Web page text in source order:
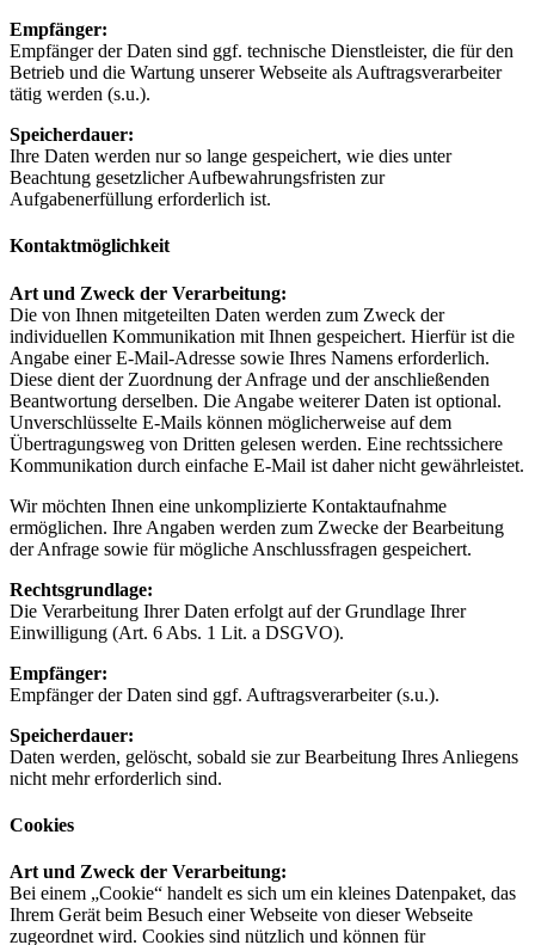
Empfänger:
Empfänger der Daten sind ggf. technische Dienstleister, die für den
Betrieb und die Wartung unserer Webseite als Auftragsverarbeiter
tätig werden (s.u.).
Speicherdauer:
Ihre Daten werden nur so lange gespeichert, wie dies unter
Beachtung gesetzlicher Aufbewahrungsfristen zur
Aufgabenerfüllung erforderlich ist.
Kontaktmöglichkeit
Art und Zweck der Verarbeitung:
Die von Ihnen mitgeteilten Daten werden zum Zweck der
individuellen Kommunikation mit Ihnen gespeichert. Hierfür ist die
Angabe einer E-Mail-Adresse sowie Ihres Namens erforderlich.
Diese dient der Zuordnung der Anfrage und der anschließenden
Beantwortung derselben. Die Angabe weiterer Daten ist optional.
Unverschlüsselte E-Mails können möglicherweise auf dem
Übertragungsweg von Dritten gelesen werden. Eine rechtssichere
Kommunikation durch einfache E-Mail ist daher nicht gewährleistet.
Wir möchten Ihnen eine unkomplizierte Kontaktaufnahme
ermöglichen. Ihre Angaben werden zum Zwecke der Bearbeitung
der Anfrage sowie für mögliche Anschlussfragen gespeichert.
Rechtsgrundlage:
Die Verarbeitung Ihrer Daten erfolgt auf der Grundlage Ihrer
Einwilligung (Art. 6 Abs. 1 Lit. a DSGVO).
Empfänger:
Empfänger der Daten sind ggf. Auftragsverarbeiter (s.u.).
Speicherdauer:
Daten werden, gelöscht, sobald sie zur Bearbeitung Ihres Anliegens
nicht mehr erforderlich sind.
Cookies
Art und Zweck der Verarbeitung:
Bei einem „Cookie“ handelt es sich um ein kleines Datenpaket, das
Ihrem Gerät beim Besuch einer Webseite von dieser Webseite
zugeordnet wird. Cookies sind nützlich und können für